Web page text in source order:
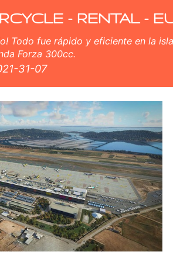
- RENTAL -
Todo fue rápido y eficiente en la
Forza 300cc.
31-07